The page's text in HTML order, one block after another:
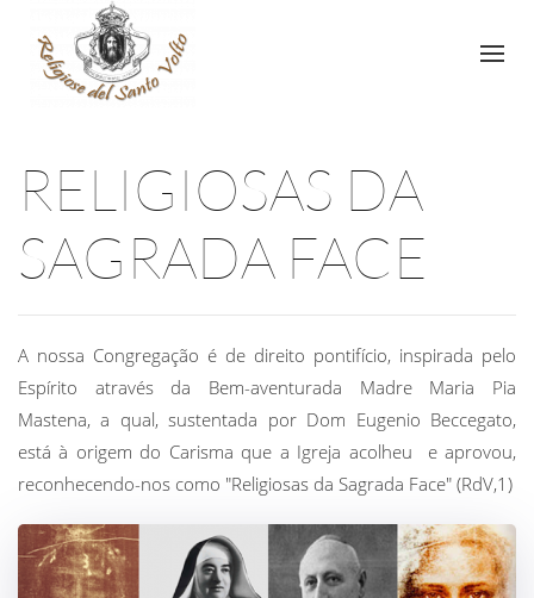
RELIGIOSAS DA
SAGRADA FACE
A nossa Congregação é de direito pontifício, inspirada pelo
Espírito através da Bem-aventurada Madre Maria Pia
Mastena, a qual, sustentada por Dom Eugenio Beccegato,
está à origem do Carisma que a Igreja acolheu e aprovou,
reconhecendo-nos como "Religiosas da Sagrada Face" (RdV,1)